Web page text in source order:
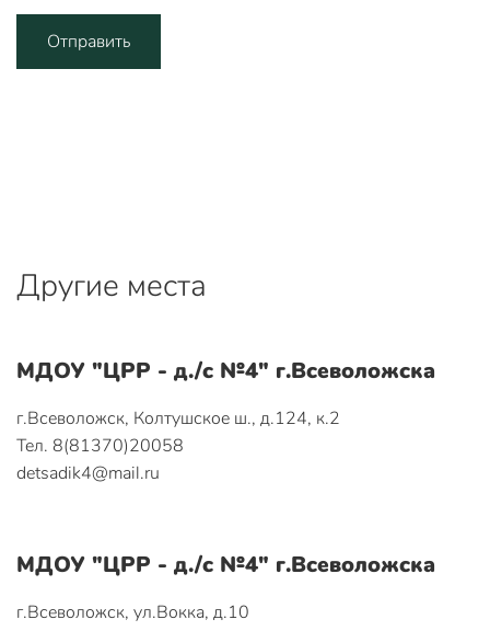
Отправить
Другие места
МДОУ "ЦРР - д./с №4" г.Всеволожска
г.Всеволожск, Колтушское ш., д.124, к.2
Тел. 8(81370)20058
detsadik4@mail.ru
МДОУ "ЦРР - д./с №4" г.Всеволожска
г.Всеволожск, ул.Вокка, д.10